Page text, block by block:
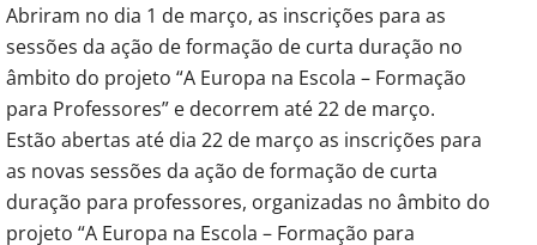
Abriram no dia 1 de março, as inscrições para as
sessões da ação de formação de curta duração no
âmbito do projeto “A Europa na Escola – Formação
para Professores” e decorrem até 22 de março.
Estão abertas até dia 22 de março as inscrições para
as novas sessões da ação de formação de curta
duração para professores, organizadas no âmbito do
projeto “A Europa na Escola – Formação para